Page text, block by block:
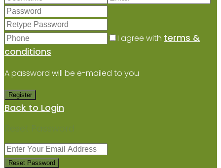
I agree with terms &
conditions
A password will be e-mailed to you
Register
Back to Login
Reset Password
Reset Password